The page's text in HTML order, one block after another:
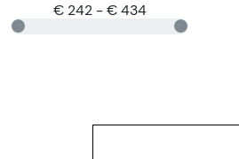
€ 242 - € 434